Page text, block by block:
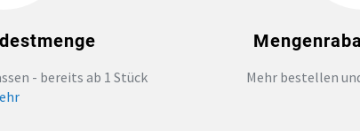
- bereits ab 1 Stück
Mehr bestellen